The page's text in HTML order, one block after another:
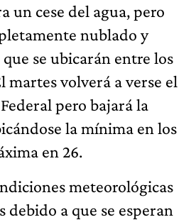
un cese del agua, pero
nublado y
se ubicarán entre los
martes volverá a verse el
pero bajará la
la mínima en los
en 26.
meteorológicas
debido a que se esperan